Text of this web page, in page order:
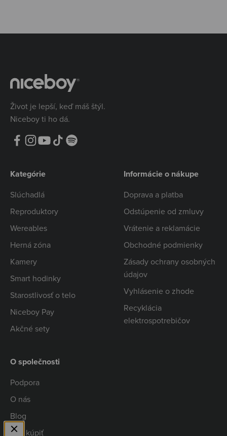
Život je lepší, keď máš štýl.
Niceboy ti ho dá.
Kategórie
Slúchadlá
Reproduktory
Wereables
Herná zóna
Kamery
Smart hodinky
Starostlivosť o telo
Niceboy Pay
Akčné sety
Informácie o nákupe
Doprava a platba
Odstúpenie od zmluvy
Vrátenie a reklamácie
Obchodné podmienky
Zásady ochrany osobných
údajov
Vyhlásenie o zhode
Recyklácia
elektrospotrebičov
O společnosti
Podpora
O nás
Blog
Kde kúpiť